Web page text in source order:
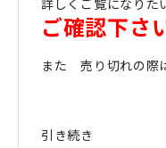
詳しくご覧になり
ご確認下さ
また 売り切れの際
引き続き